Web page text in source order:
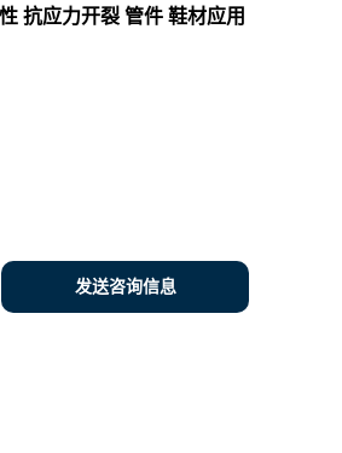
抗应力开裂 管件 鞋材应用
发送咨询信息